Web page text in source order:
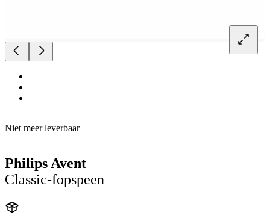
Niet meer leverbaar
Philips Avent
Classic-fopspeen